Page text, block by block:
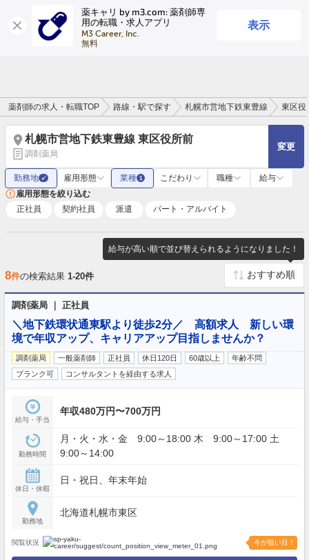
薬キャリ by m3.com: 薬剤師専
用の転職・求人アプリ
M3 Career, Inc.
無料
表示
ログイン
薬剤師の求人・転職TOP 路線・駅で探す 札幌市営地下鉄東豊線 東区役
札幌市営地下鉄東豊線 東区役所前
調剤薬局
変更
勤務地 ✓ 雇用形態 業種 1 こだわり 職種
給与
雇用形態を絞り込む
正社員
契約社員 派遣 パート・アルバイト
給与が高い順で並び替えられるようになりました！
8件の検索結果 1-20件
調剤薬局 ｜ 正社員
＼地下鉄環状通東駅より徒歩2分／ 高額求人 新しい環
境で年収アップ、キャリアアップ目指しませんか？
調剤薬局 一般薬剤師 正社員 休日120日 60歳以上
年齢不問
ブランク可
コンサルタントを経由する求人
給与・手当
年収480万円〜700万円
勤務時間
月・火・水・金 9:00～18:00 木 9:00～17:00 土
9:00～14:00
休日・休暇
日・祝日、年末年始
勤務地
北海道札幌市東区
閲覧状況 今が狙い目！